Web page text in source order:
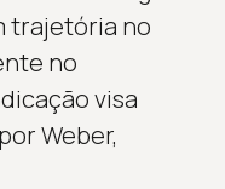
trajetória no
no
visa
Weber,